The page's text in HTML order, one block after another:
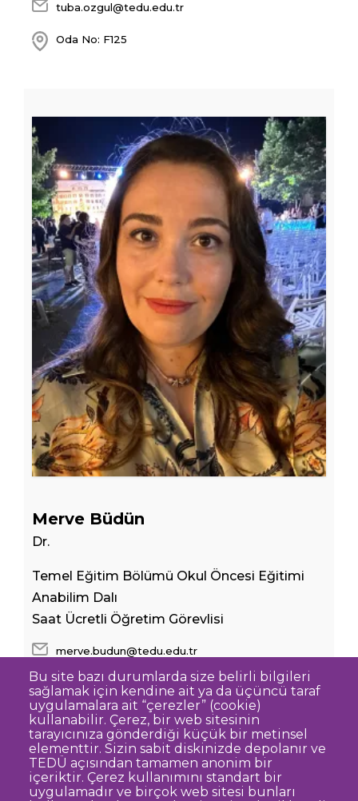
tuba.ozgul@tedu.edu.tr
Oda No: F125
Merve Büdün
Dr.
Temel Eğitim Bölümü Okul Öncesi Eğitimi
Anabilim Dalı
Saat Ücretli Öğretim Görevlisi
merve.budun@tedu.edu.tr
Bu site bazı durumlarda size belirli bilgileri
sağlamak için kendine ait ya da üçüncü taraf
uygulamalara ait “çerezler” (cookie)
kullanabilir. Çerez, bir web sitesinin
tarayıcınıza gönderdiği küçük bir metinsel
elementtir. Sizin sabit diskinizde depolanır ve
TEDÜ açısından tamamen anonim bir
içeriktir. Çerez kullanımını standart bir
uygulamadır ve birçok web sitesi bunları
Dipnot
Sıkça Sorulan Sorular
Kişisel Verilerin Korunması